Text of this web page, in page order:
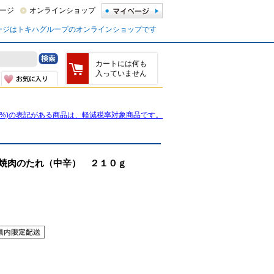
ジ オンラインショップ
ジはトキハグループのオンラインショップです
カートには何も
入っていません
の表記がある商品は、軽減税率対象商品です。
肉のたれ（中辛） ２１０ｇ